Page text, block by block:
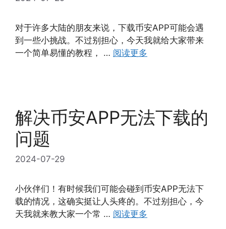
对于许多大陆的朋友来说，下载币安APP可能会遇
到一些小挑战。不过别担心，今天我就给大家带来
一个简单易懂的教程， … 阅读更多
解决币安APP无法下载的
问题
2024-07-29
小伙伴们！有时候我们可能会碰到币安APP无法下
载的情况，这确实挺让人头疼的。不过别担心，今
天我就来教大家一个常 … 阅读更多